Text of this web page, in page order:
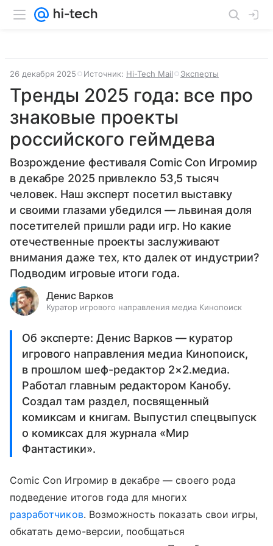
26 декабря 2025 Источник: Hi-Tech Mail Эксперты
Тренды 2025 года: все про
знаковые проекты
российского геймдева
Возрождение фестиваля Comic Con Игромир
в декабре 2025 привлекло 53,5 тысяч
человек. Наш эксперт посетил выставку
и своими глазами убедился — львиная доля
посетителей пришли ради игр. Но какие
отечественные проекты заслуживают
внимания даже тех, кто далек от индустрии?
Подводим игровые итоги года.
Денис Варков
Куратор игрового направления медиа Кинопоиск
Об эксперте: Денис Варков — куратор
игрового направления медиа Кинопоиск,
в прошлом шеф-редактор 2×2.медиа.
Работал главным редактором Канобу.
Создал там раздел, посвященный
комиксам и книгам. Выпустил спецвыпуск
о комиксах для журнала «Мир
Фантастики».
Comic Con Игромир в декабре — своего рода
подведение итогов года для многих
разработчиков. Возможность показать свои игры,
обкатать демо-версии, пообщаться